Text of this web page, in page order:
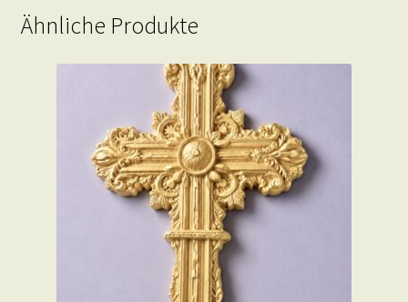
Ähnliche Produkte